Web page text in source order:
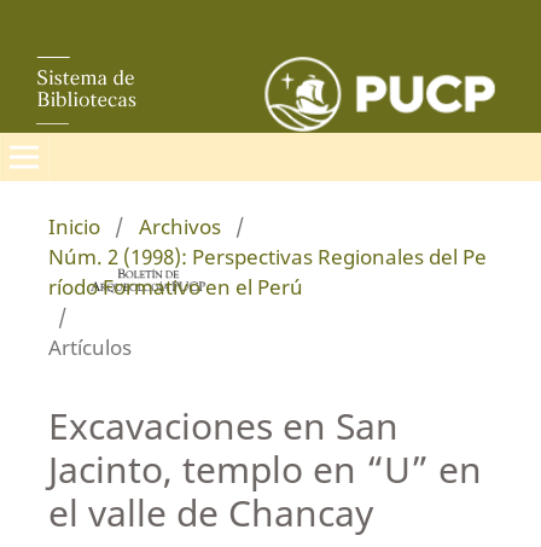
Inicio / Archivos /
Núm. 2 (1998): Perspectivas Regionales del Pe
ríodo Formativo en el Perú
/
Artículos
Excavaciones en San
Jacinto, templo en “U” en
el valle de Chancay